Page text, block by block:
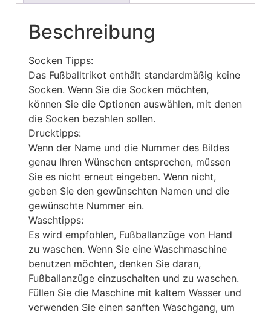
Beschreibung
Socken Tipps:
Das Fußballtrikot enthält standardmäßig keine
Socken. Wenn Sie die Socken möchten,
können Sie die Optionen auswählen, mit denen
die Socken bezahlen sollen.
Drucktipps:
Wenn der Name und die Nummer des Bildes
genau Ihren Wünschen entsprechen, müssen
Sie es nicht erneut eingeben. Wenn nicht,
geben Sie den gewünschten Namen und die
gewünschte Nummer ein.
Waschtipps:
Es wird empfohlen, Fußballanzüge von Hand
zu waschen. Wenn Sie eine Waschmaschine
benutzen möchten, denken Sie daran,
Fußballanzüge einzuschalten und zu waschen.
Füllen Sie die Maschine mit kaltem Wasser und
verwenden Sie einen sanften Waschgang, um